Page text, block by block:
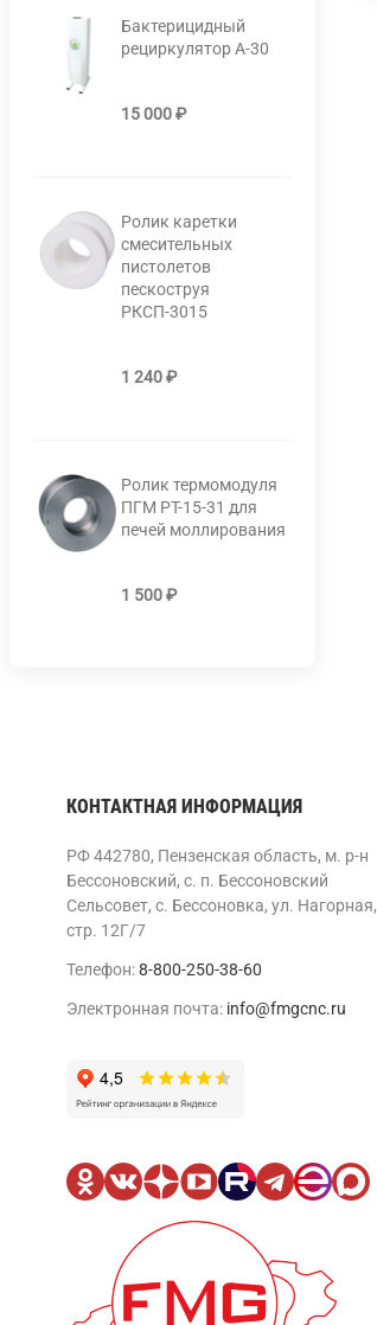
Бактерицидный
рециркулятор А-30
15 000₽
Ролик каретки
смесительных
пистолетов
пескоструя
РКСП-3015
1 240₽
Ролик термомодуля
ПГМ РТ-15-31 для
печей моллирования
1 500₽
КОНТАКТНАЯ ИНФОРМАЦИЯ
РФ 442780, Пензенская область, м. р-н
Бессоновский, с. п. Бессоновский
Сельсовет, с. Бессоновка, ул. Нагорная,
стр. 12Г/7
Телефон:8-800-250-38-60
Электронная почта: info@fmgcnc.ru